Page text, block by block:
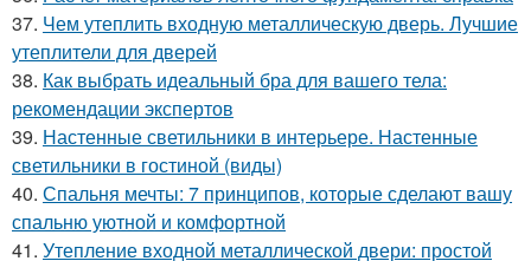
37. Чем утеплить входную металлическую дверь. Лучшие
утеплители для дверей
38. Как выбрать идеальный бра для вашего тела:
рекомендации экспертов
39. Настенные светильники в интерьере. Настенные
светильники в гостиной (виды)
40. Спальня мечты: 7 принципов, которые сделают вашу
спальню уютной и комфортной
41. Утепление входной металлической двери: простой